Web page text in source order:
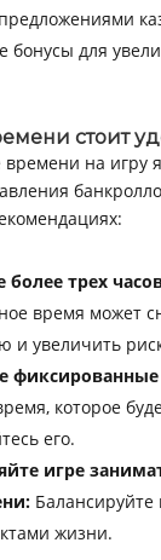
бонусы для
стоит
на игру
более трех
время может
и увеличить
фиксированные
которое
его.
игре
Балансируйте
жизни.